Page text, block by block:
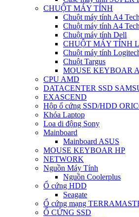
CHUỘT MÁY TÍNH
Chuột máy tính A4
Chuột máy tính A4
Chuột máy tính Dell
CHUỘT MÁY TÍNH
Chuột máy tính
Chuột Targus
MOUSE KEYBOAR
CPU AMD
DATACENTER SSD
EXASCEND
Hộp ổ cứng SSD/HDD
Khóa Laptop
Loa di động Sony
Mainboard
Mainboard ASUS
MOUSE KEYBOAR HP
NETWORK
Nguồn Máy Tính
Nguồn Coolerplus
Ổ cứng HDD
Seagate
Ổ cứng mạng
Ổ CỨNG SSD